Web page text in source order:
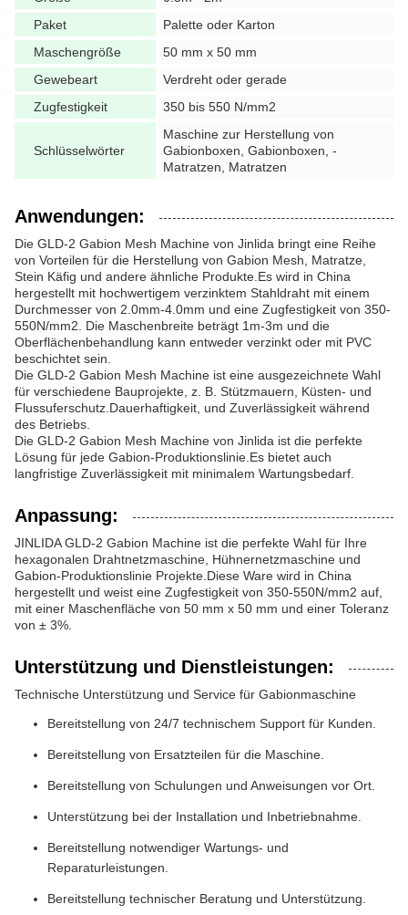
Paket
Palette oder Karton
Maschengröße
50 mm x 50 mm
Gewebeart
Verdreht oder gerade
Zugfestigkeit
350 bis 550 N/mm2
Schlüsselwörter
Maschine zur Herstellung von
Gabionboxen, Gabionboxen, -
Matratzen, Matratzen
Anwendungen:
Die GLD-2 Gabion Mesh Machine von Jinlida bringt eine Reihe
von Vorteilen für die Herstellung von Gabion Mesh, Matratze,
Stein Käfig und andere ähnliche Produkte.Es wird in China
hergestellt mit hochwertigem verzinktem Stahldraht mit einem
Durchmesser von 2.0mm-4.0mm und eine Zugfestigkeit von 350-
550N/mm2. Die Maschenbreite beträgt 1m-3m und die
Oberflächenbehandlung kann entweder verzinkt oder mit PVC
beschichtet sein.
Die GLD-2 Gabion Mesh Machine ist eine ausgezeichnete Wahl
für verschiedene Bauprojekte, z. B. Stützmauern, Küsten- und
Flussuferschutz.Dauerhaftigkeit, und Zuverlässigkeit während
des Betriebs.
Die GLD-2 Gabion Mesh Machine von Jinlida ist die perfekte
Lösung für jede Gabion-Produktionslinie.Es bietet auch
langfristige Zuverlässigkeit mit minimalem Wartungsbedarf.
Anpassung:
JINLIDA GLD-2 Gabion Machine ist die perfekte Wahl für Ihre
hexagonalen Drahtnetzmaschine, Hühnernetzmaschine und
Gabion-Produktionslinie Projekte.Diese Ware wird in China
hergestellt und weist eine Zugfestigkeit von 350-550N/mm2 auf,
mit einer Maschenfläche von 50 mm x 50 mm und einer Toleranz
von ± 3%.
Unterstützung und Dienstleistungen:
Technische Unterstützung und Service für Gabionmaschine
Bereitstellung von 24/7 technischem Support für Kunden.
Bereitstellung von Ersatzteilen für die Maschine.
Bereitstellung von Schulungen und Anweisungen vor Ort.
Unterstützung bei der Installation und Inbetriebnahme.
Bereitstellung notwendiger Wartungs- und
Reparaturleistungen.
Bereitstellung technischer Beratung und Unterstützung.